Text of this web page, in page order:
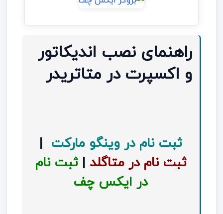
راهنمای نصب اندیکاتور
و اکسپرت در متاتریدر
ثبت نام در وینگو مارکت |
ثبت نام در متاگلد |ثبت نام
در ایکس چف